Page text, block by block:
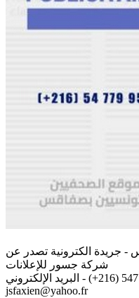
- جريدة الكترونية تصدر عن
شركة جسور للإعلانات
للإتصال أو نشر الردود الهاتف 54779966 (216+) - البريد الإلكتروني
jsfaxien@yahoo.fr